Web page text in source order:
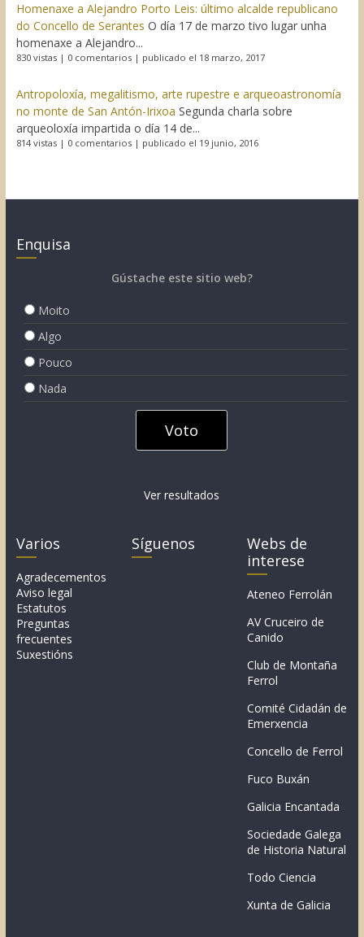
Homenaxe a Alejandro Porto Leis: último alcalde republicano
do Concello de Serantes O día 17 de marzo tivo lugar unha
homenaxe a Alejandro...
830 vistas| 0 comentarios| publicado el 18 marzo, 2017
Antropoloxía, megalitismo, arte rupestre e arqueoastronomía
no monte de San Antón-Irixoa Segunda charla sobre
arqueoloxía impartida o día 14 de...
814 vistas| 0 comentarios| publicado el 19 junio, 2016
Enquisa
Gústache este sitio web?
Moito
Algo
Pouco
Nada
Ver resultados
Varios
Agradecementos
Aviso legal
Estatutos
Preguntas
frecuentes
Suxestións
Síguenos
Webs de
interese
Ateneo Ferrolán
AV Cruceiro de
Canido
Club de Montaña
Ferrol
Comité Cidadán de
Emerxencia
Concello de Ferrol
Fuco Buxán
Galicia Encantada
Sociedade Galega
de Historia Natural
Todo Ciencia
Xunta de Galicia